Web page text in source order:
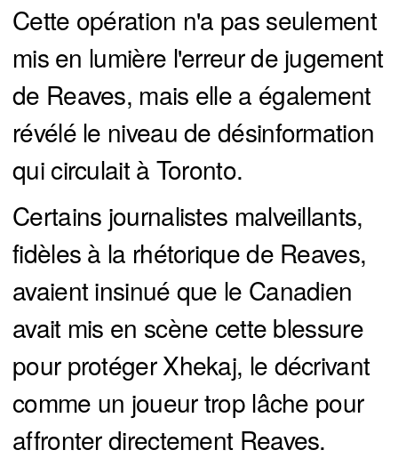
Cette opération n'a pas seulement
mis en lumière l'erreur de jugement
de Reaves, mais elle a également
révélé le niveau de désinformation
qui circulait à Toronto.
Certains journalistes malveillants,
fidèles à la rhétorique de Reaves,
avaient insinué que le Canadien
avait mis en scène cette blessure
pour protéger Xhekaj, le décrivant
comme un joueur trop lâche pour
affronter directement Reaves.